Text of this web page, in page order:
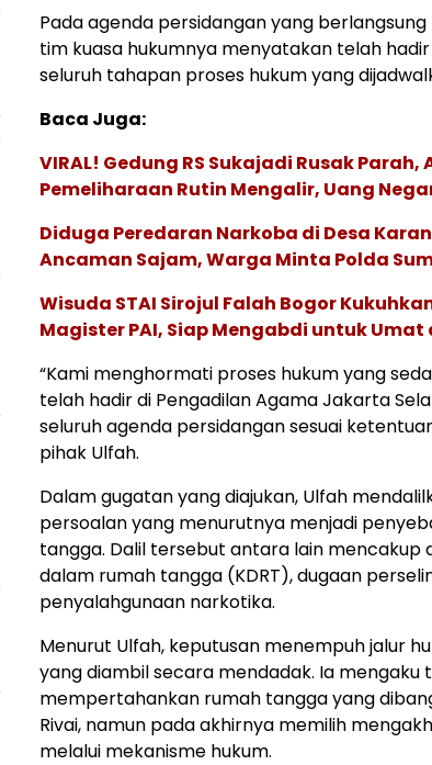
Pada agenda persidangan yang
tim kuasa hukumnya menyatakan telah
seluruh tahapan proses hukum yang
Baca Juga:
VIRAL! Gedung RS Sukajadi Rusak
Pemeliharaan Rutin Mengalir, Uang
Diduga Peredaran Narkoba di Desa
Ancaman Sajam, Warga Minta Polda
Wisuda STAI Sirojul Falah Bogor
Magister PAI, Siap Mengabdi untuk Umat
“Kami menghormati proses hukum yang
telah hadir di Pengadilan Agama Jakarta
seluruh agenda persidangan sesuai
pihak Ulfah.
Dalam gugatan yang diajukan, Ulfah
persoalan yang menurutnya menjadi
tangga. Dalil tersebut antara lain mencakup
dalam rumah tangga (KDRT), dugaan
penyalahgunaan narkotika.
Menurut Ulfah, keputusan menempuh jalur
yang diambil secara mendadak. Ia mengaku
mempertahankan rumah tangga yang
Rivai, namun pada akhirnya memilih
melalui mekanisme hukum.